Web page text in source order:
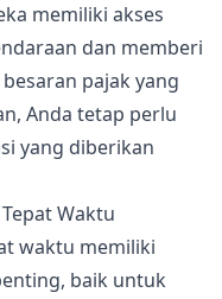
memiliki akses
dan memberi
pajak yang
Anda tetap perlu
yang diberikan
Waktu
waktu memiliki
baik untuk